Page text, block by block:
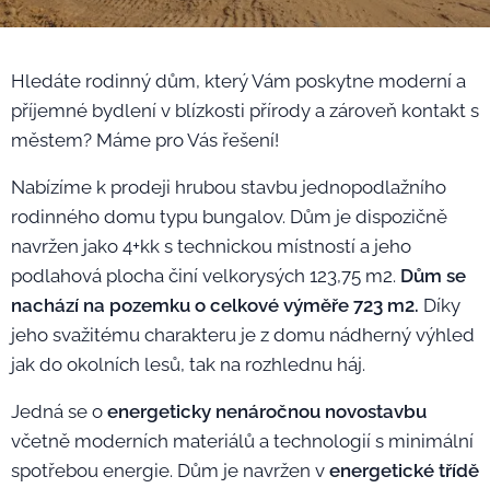
Hledáte rodinný dům, který Vám poskytne moderní a
příjemné bydlení v blízkosti přírody a zároveň kontakt s
městem? Máme pro Vás řešení!
Nabízíme k prodeji hrubou stavbu jednopodlažního
rodinného domu typu bungalov. Dům je dispozičně
navržen jako 4+kk s technickou místností a jeho
podlahová plocha činí velkorysých 123,75 m2. Dům se
nachází na pozemku o celkové výměře 723 m2. Díky
jeho svažitému charakteru je z domu nádherný výhled
jak do okolních lesů, tak na rozhlednu háj.
Jedná se o energeticky nenáročnou novostavbu
včetně moderních materiálů a technologií s minimální
spotřebou energie. Dům je navržen v energetické třídě